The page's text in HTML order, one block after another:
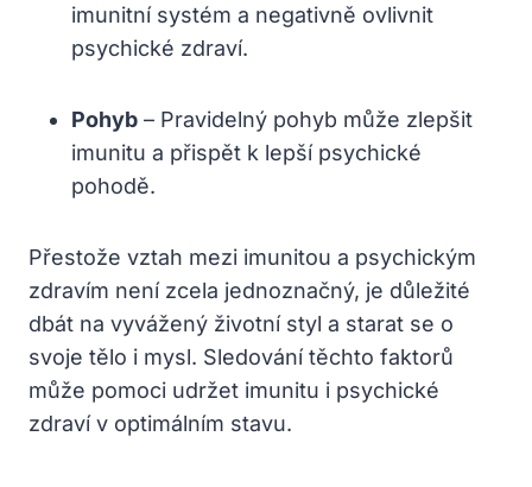
imunitní systém a negativně ovlivnit
psychické zdraví.
Pohyb – Pravidelný pohyb může zlepšit
imunitu a přispět k lepší psychické
pohodě.
Přestože vztah mezi imunitou a psychickým
zdravím není zcela jednoznačný, je důležité
dbát na vyvážený životní styl a starat se o
svoje tělo i mysl. Sledování těchto faktorů
může pomoci udržet imunitu i psychické
zdraví v optimálním stavu.